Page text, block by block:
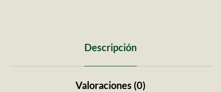
Descripción
Valoraciones (0)